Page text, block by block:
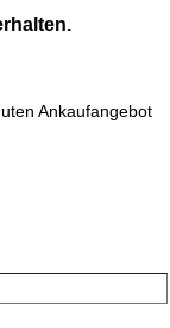
Ankaufangebot